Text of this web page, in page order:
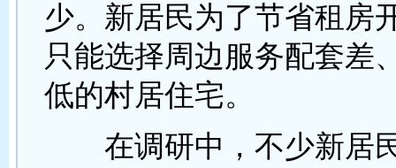
少。新居民为了节省租房
只能选择周边服务配套差
低的村居住宅。
在调研中，不少新居